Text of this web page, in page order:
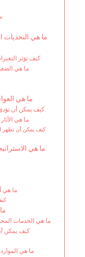
ما هي التحديات
كيف تؤثر
ما هي
ما هي
كيف يمكن أن
ما هي
كيف يمكن أن تظهر
ما هي
ما هي
ما هي الخدمات
كيف يمكن
ما هي